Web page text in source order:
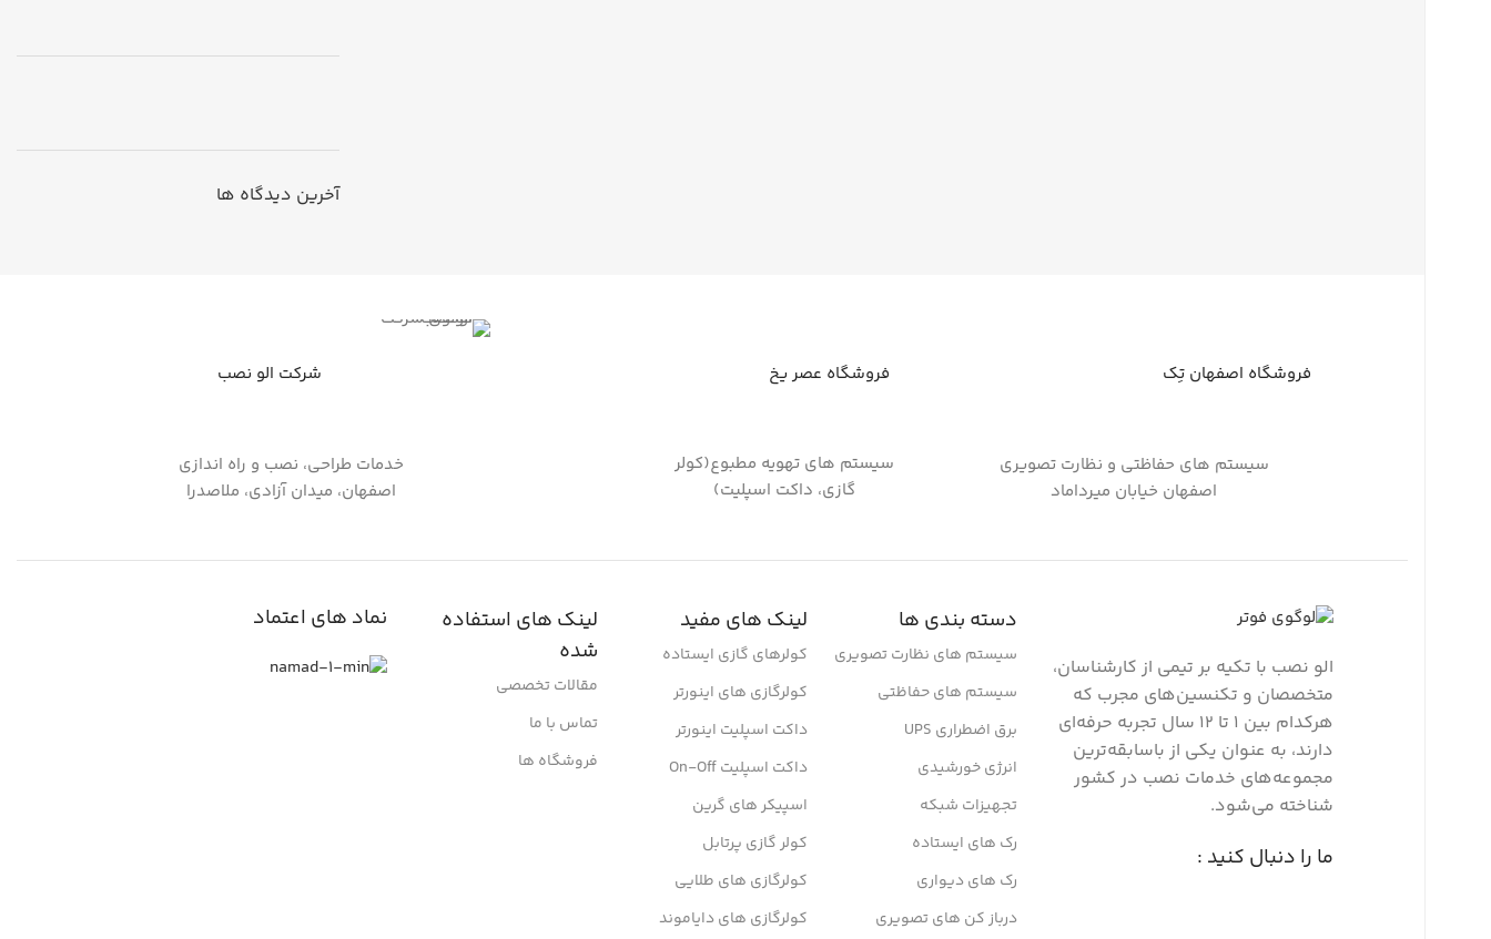
HP Envy 34
آخرین دیدگاه ها
فروشگاه اصفهان تِک
سیستم های حفاظتی و نظارت تصویری
اصفهان خیابان میرداماد
فروشگاه عصر یخ
سیستم های تهویه مطبوع(کولر
گازی، داکت اسپلیت)
شرکت الو نصب
خدمات طراحی، نصب و راه اندازی
اصفهان، میدان آزادی، ملاصدرا
الو نصب با تکیه بر تیمی از کارشناسان،
متخصصان و تکنسین‌های مجرب که
هرکدام بین ۱ تا ۱۲ سال تجربه حرفه‌ای
دارند، به عنوان یکی از باسابقه‌ترین
مجموعه‌های خدمات نصب در کشور
شناخته می‌شود.
ما را دنبال کنید :
دسته بندی ها
سیستم های نظارت تصویری
سیستم های حفاظتی
برق اضطراری UPS
انرژی خورشیدی
تجهیزات شبکه
رک های ایستاده
رک های دیواری
درباز کن های تصویری
لینک های مفید
کولرهای گازی ایستاده
کولرگازی های اینورتر
داکت اسپلیت اینورتر
داکت اسپلیت On-Off
اسپیکر های گرین
کولر گازی پرتابل
کولرگازی های طلایی
کولرگازی های دایاموند
لینک های استفاده
شده
مقالات تخصصی
تماس با ما
فروشگاه ها
نماد های اعتماد